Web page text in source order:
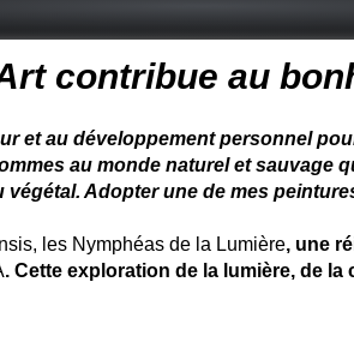
contribue au
et au développement personnel
au monde naturel et sauvage
Adopter une de mes
les Nymphéas de la Lumière, une
. Cette exploration de la lumière, de